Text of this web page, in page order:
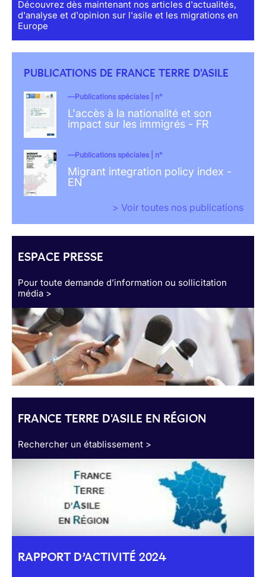
Découvrez dès maintenant nos articles d'actualités,
d'analyse et d'opinion sur l'asile et les migrations en
Europe
PUBLICATIONS DE FRANCE TERRE D'ASILE
Publications spéciales | n°
L'accès à la nationalité et son
impact sur les immigrés - FR
Publications spéciales | n°
Migrant integration policy index -
EN
> Voir toutes nos publications
ESPACE PRESSE
Pour toute demande d’information ou sollicitation
média >
FRANCE TERRE D'ASILE EN RÉGION
Rechercher un établissement >
RAPPORT D’ACTIVITÉ 2024